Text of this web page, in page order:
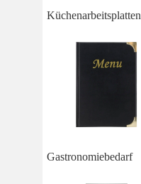
Küchenarbeitsplatten
Gastronomiebedarf